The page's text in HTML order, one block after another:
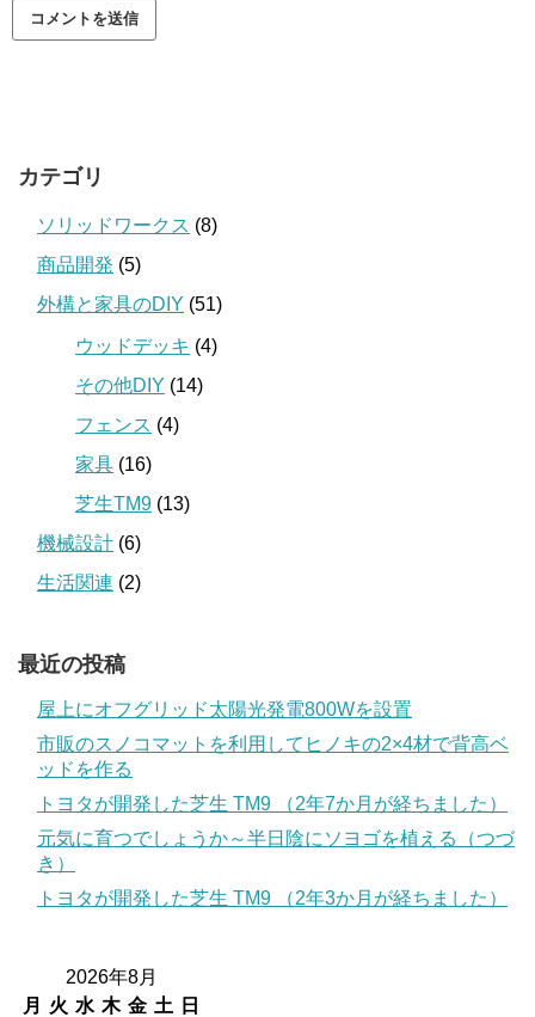
カテゴリ
ソリッドワークス (8)
商品開発 (5)
外構と家具のDIY (51)
ウッドデッキ (4)
その他DIY (14)
フェンス (4)
家具 (16)
芝生TM9 (13)
機械設計 (6)
生活関連 (2)
最近の投稿
屋上にオフグリッド太陽光発電800Wを設置
市販のスノコマットを利用してヒノキの2×4材で背高ベ
ッドを作る
トヨタが開発した芝生 TM9 （2年7か月が経ちました）
元気に育つでしょうか～半日陰にソヨゴを植える（つづ
き）
トヨタが開発した芝生 TM9 （2年3か月が経ちました）
2026年8月
月
火 水 木 金 土
日